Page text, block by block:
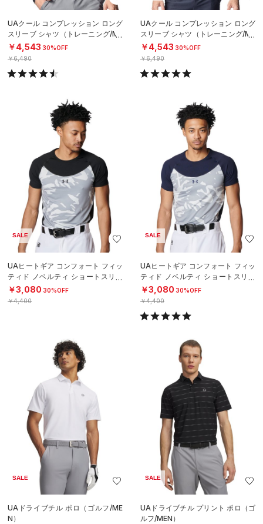
UAクール コンプレッション ロング
スリーブ シャツ（トレーニング/ME
N）
￥4,543 30%OFF
￥6,490
UAクール コンプレッション ロング
スリーブ シャツ（トレーニング/ME
N）
￥4,543 30%OFF
￥6,490
SALE
UAヒートギア コンフォート フィッ
ティド ノベルティ ショートスリー
ブ クルーネック シャツ（ベースボ
ール
￥3,080 30%OFF
￥4,400
SALE
UAヒートギア コンフォート フィッ
ティド ノベルティ ショートスリー
ブ クルーネック シャツ（ベースボ
ール
￥3,080 30%OFF
￥4,400
SALE
UAドライブチル ポロ（ゴルフ/ME
N）
SALE
UAドライブチル プリント ポロ（ゴ
ルフ/MEN）